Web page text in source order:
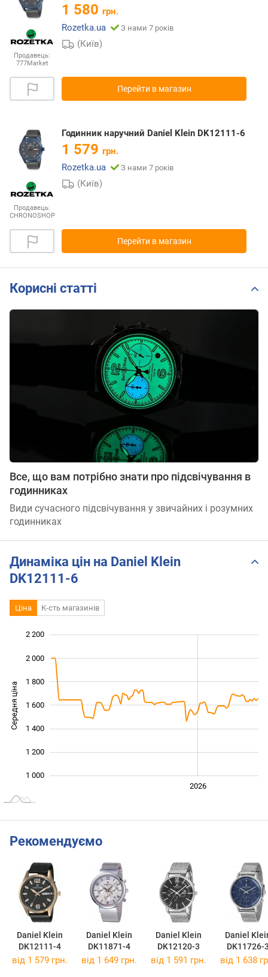
Продавець:
777Market
1 580 грн.
Rozetka.ua
З нами 7 років
(Київ)
Перейти в магазин
Продавець:
CHRONOSHOP
Годинник наручний Daniel Klein DK12111-6
1 579 грн.
Rozetka.ua
З нами 7 років
(Київ)
Перейти в магазин
Корисні статті
Все, що вам потрібно знати про підсвічування в
годинниках
Види сучасного підсвічування у звичайних і розумних
годинниках
Динаміка цін на Daniel Klein
DK12111-6
Ціна К-сть магазинів
Середня ціна 1 000
1 000
1 200
1 400
1 600
1 800
2 000
2 200
2026
Рекомендуємо
Daniel Klein
DK12111-4
Daniel Klein
DK11871-4
Daniel Klein
DK12120-3
Daniel
DK11726-
від 1 579 грн. від 1 649 грн. від 1 591 грн. від 1 638